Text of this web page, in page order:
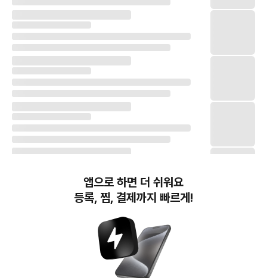
번개장터(주) 사업자정보, 이용약관 및 기타 법적고지
번개장터㈜는 통신판매중개자이며, 통신판매의 당사자가 아닙니다. 전자상거래 등에서의
소비자보호에 관한 법률 등 관련 법령 및 번개장터㈜의 약관에 따라 상품, 상품정보, 거래에 관한 책임은
앱으로 하면 더 쉬워요
등록, 찜, 결제까지 빠르게!